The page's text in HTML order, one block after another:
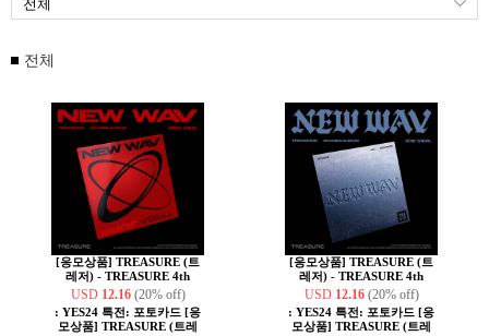
전체
[응모상품] TREASURE (트
레저) - TREASURE 4th
MINI ALBUM [NEW WAV]
RED VER.
USD 12.16 (20% off)
: YES24 특전: 포토카드 [응
모상품] TREASURE (트레
[응모상품] TREASURE (트
레저) - TREASURE 4th
MINI ALBUM [NEW WAV]
ICE VER.
USD 12.16 (20% off)
: YES24 특전: 포토카드 [응
모상품] TREASURE (트레